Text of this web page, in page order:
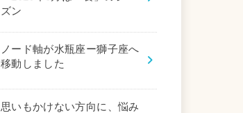
ズン
ノード軸が水瓶座ー獅子座へ
移動しました
思いもかけない方向に、悩み